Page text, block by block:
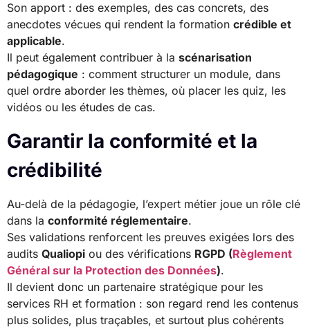
Son apport : des exemples, des cas concrets, des
anecdotes vécues qui rendent la formation crédible et
applicable.
Il peut également contribuer à la scénarisation
pédagogique : comment structurer un module, dans
quel ordre aborder les thèmes, où placer les quiz, les
vidéos ou les études de cas.
Garantir la conformité et la
crédibilité
Au-delà de la pédagogie, l’expert métier joue un rôle clé
dans la conformité réglementaire.
Ses validations renforcent les preuves exigées lors des
audits Qualiopi ou des vérifications RGPD (Règlement
Général sur la Protection des Données).
Il devient donc un partenaire stratégique pour les
services RH et formation : son regard rend les contenus
plus solides, plus traçables, et surtout plus cohérents